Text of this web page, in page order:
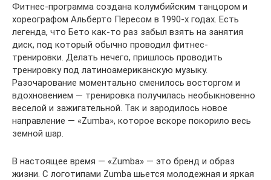
Фитнес-программа создана колумбийским танцором и
хореографом Альберто Пересом в 1990-х годах. Есть
легенда, что Бето как-то раз забыл взять на занятия
диск, под который обычно проводил фитнес-
тренировки. Делать нечего, пришлось проводить
тренировку под латиноамериканскую музыку.
Разочарование моментально сменилось восторгом и
вдохновением — тренировка получилась необыкновенно
веселой и зажигательной. Так и зародилось новое
направление — «Zumba», которое вскоре покорило весь
земной шар.
В настоящее время — «Zumba» — это бренд и образ
жизни. С логотипами Zumba шьется молодежная и яркая